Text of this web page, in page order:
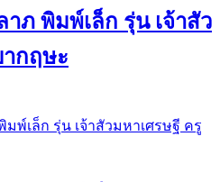
ภ พิมพ์เล็ก รุ่น เจ้าสัว
กฤษะ